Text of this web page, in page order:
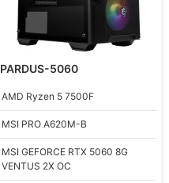
PARDUS-5060
AMD Ryzen 5 7500F
MSI PRO A620M-B
MSI GEFORCE RTX 5060 8G
VENTUS 2X OC